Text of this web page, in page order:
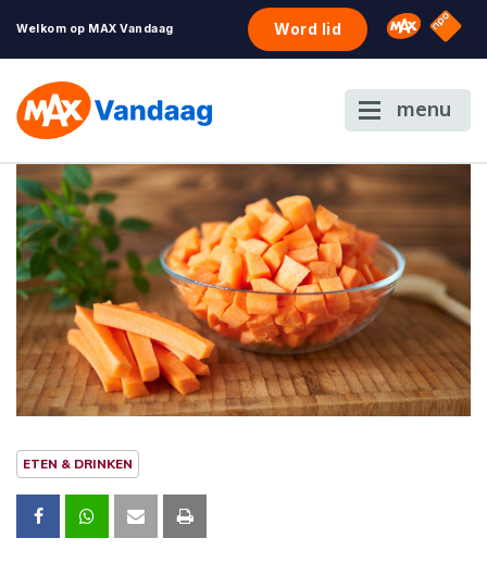
Welkom op MAX Vandaag Word lid Omroep
NPO
menu
ETEN & DRINKEN